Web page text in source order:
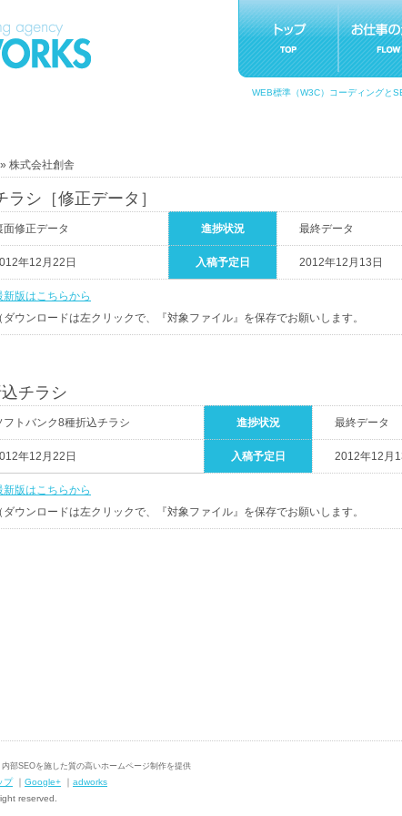
WEB標準（W3C）コーディングと
» 株式会社創舎
シ［修正データ］
面修正データ 進捗状況 最終データ
年12月22日 入稿予定日 2012年12月13日
新版はこちらから
（ダウンロードは左クリックで、『対象ファイル』を保存でお願いします。
チラシ
フトバンク8種折込チラシ 進捗状況 最終データ
年12月22日 入稿予定日 2012年12月
新版はこちらから
（ダウンロードは左クリックで、『対象ファイル』を保存でお願いします。
部SEOを施した質の高いホームページ制作を提供
プ｜ Google+ ｜ adworks
reserved.